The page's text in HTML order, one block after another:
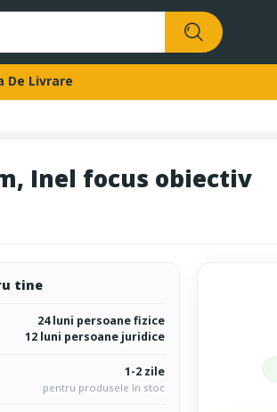
De Livrare
Inel focus obiectiv
tine
24 luni persoane fizice
12 luni persoane juridice
1-2 zile
pentru produsele în stoc